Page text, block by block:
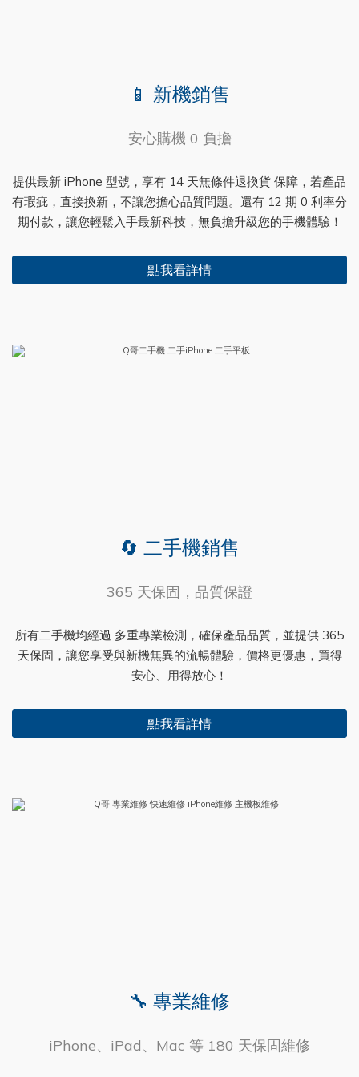
📱 新機銷售
安心購機 0 負擔
提供最新 iPhone 型號，享有 14 天無條件退換貨 保障，若產品
有瑕疵，直接換新，不讓您擔心品質問題。還有 12 期 0 利率分
期付款，讓您輕鬆入手最新科技，無負擔升級您的手機體驗！
點我看詳情
🔄 二手機銷售
365 天保固，品質保證
所有二手機均經過 多重專業檢測，確保產品品質，並提供 365
天保固，讓您享受與新機無異的流暢體驗，價格更優惠，買得
安心、用得放心！
點我看詳情
🔧 專業維修
iPhone、iPad、Mac 等 180 天保固維修